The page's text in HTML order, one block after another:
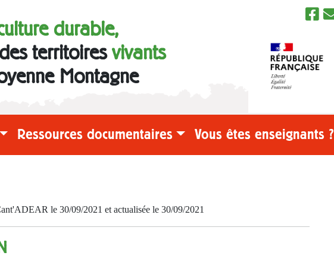
durable,
territoiresvivants
Montagne
Ressources documentaires Vous êtes enseignants ?
le 30/09/2021 et actualisée le 30/09/2021